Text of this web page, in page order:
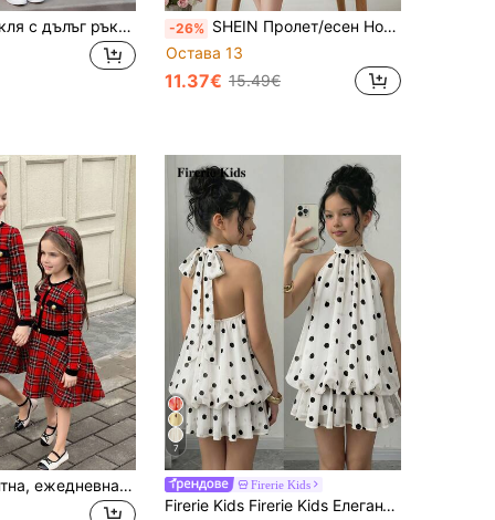
Елегантна рокля с дълъг ръкав с панделка и изкуствени перли за момиче от 18+ -26% SHEIN Пролет/есен Нов Дизайн Декорация с Панделка Модерна Ежедневна Рокля За Момичета
Остава 13
11.37€ 15.49€
SHEIN Елегантна, ежедневна рокля с дълъг ръкав и червени карета, декорирана с копчета и кръгло деколте, за момичета за 10-16 години, за връщане на училище, за абитуриентски бал, за коледно парти, за нова година
7
Firerie Kids
Firerie Kids Firerie Kids Елегантна винтидж рокля за момичета в тийнейджърска възраст с халтер деколте, бледожълта на топки, принцеса стил, за официални поводи, пътуване, универсална за ваканция и уличен стил, подходяща за всеки повод, сестриенски и родителско-детски комплект, сладур модел за момиче